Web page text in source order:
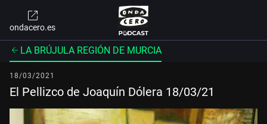
ondacero.es
LA BRÚJULA REGIÓN DE MURCIA
18/03/2021
El Pellizco de Joaquín Dólera 18/03/21